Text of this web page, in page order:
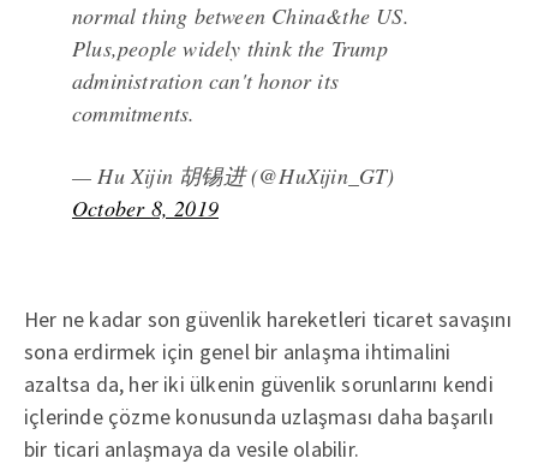
normal thing between China&the US.
Plus,people widely think the Trump
administration can't honor its
commitments.
— Hu Xijin 胡锡进 (@HuXijin_GT)
October 8, 2019
Her ne kadar son güvenlik hareketleri ticaret savaşını
sona erdirmek için genel bir anlaşma ihtimalini
azaltsa da, her iki ülkenin güvenlik sorunlarını kendi
içlerinde çözme konusunda uzlaşması daha başarılı
bir ticari anlaşmaya da vesile olabilir.